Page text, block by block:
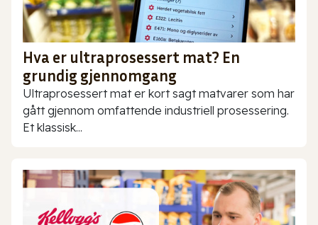
Hva er ultraprosessert mat? En
grundig gjennomgang
Ultraprosessert mat er kort sagt matvarer som har
gått gjennom omfattende industriell prosessering.
Et klassisk...